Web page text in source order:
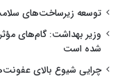
توسعه زیرساخت‌های سلامت فارس با ۳
وزیر بهداشت: گام‌های
شده است
چرایی شیوع بالای